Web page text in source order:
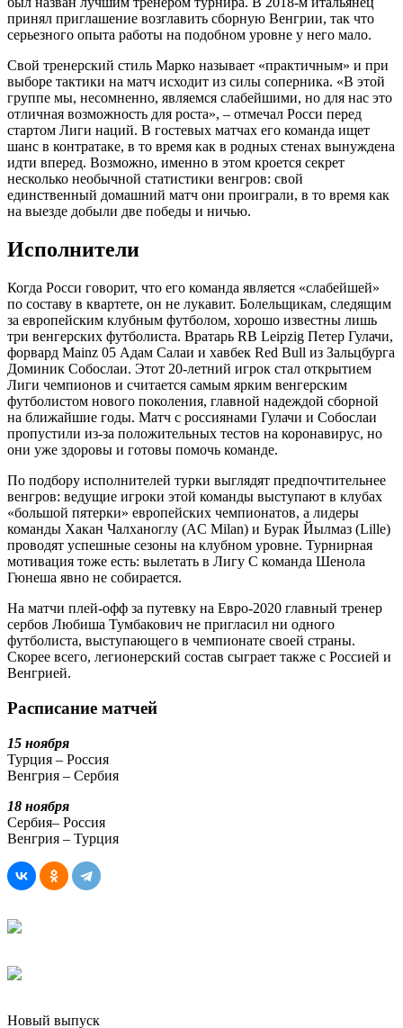
принял приглашение возглавить сборную Венгрии, так что
серьезного опыта работы на подобном уровне у него мало.
Свой тренерский стиль Марко называет «практичным» и при
выборе тактики на матч исходит из силы соперника. «В этой
группе мы, несомненно, являемся слабейшими, но для нас это
отличная возможность для роста», – отмечал Росси перед
стартом Лиги наций. В гостевых матчах его команда ищет
шанс в контратаке, в то время как в родных стенах вынуждена
идти вперед. Возможно, именно в этом кроется секрет
несколько необычной статистики венгров: свой
единственный домашний матч они проиграли, в то время как
на выезде добыли две победы и ничью.
Исполнители
Когда Росси говорит, что его команда является «слабейшей»
по составу в квартете, он не лукавит. Болельщикам, следящим
за европейским клубным футболом, хорошо известны лишь
три венгерских футболиста. Вратарь RB Leipzig Петер Гулачи,
форвард Mainz 05 Адам Салаи и хавбек Red Bull из Зальцбурга
Доминик Собослаи. Этот 20-летний игрок стал открытием
Лиги чемпионов и считается самым ярким венгерским
футболистом нового поколения, главной надеждой сборной
на ближайшие годы. Матч с россиянами Гулачи и Собослаи
пропустили из-за положительных тестов на коронавирус, но
они уже здоровы и готовы помочь команде.
По подбору исполнителей турки выглядят предпочтительнее
венгров: ведущие игроки этой команды выступают в клубах
«большой пятерки» европейских чемпионатов, а лидеры
команды Хакан Чалханоглу (AC Milan) и Бурак Йылмаз (Lille)
проводят успешные сезоны на клубном уровне. Турнирная
мотивация тоже есть: вылетать в Лигу C команда Шенола
Гюнеша явно не собирается.
На матчи плей-офф за путевку на Евро-2020 главный тренер
сербов Любиша Тумбакович не пригласил ни одного
футболиста, выступа­ющего в чемпионате своей страны.
Скорее всего, легионерский состав сыграет также с Россией и
Венгрией.
Расписание матчей
15 ноября
Турция – Россия
Венгрия – Сербия
18 ноября
Сербия– Россия
Венгрия – Турция
Новый выпуск